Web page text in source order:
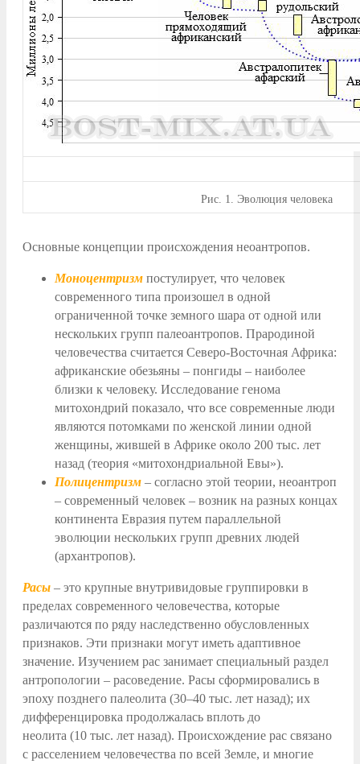
Рис. 1. Эволюция человека
Основные концепции происхождения неоантропов.
Моноцентризм постулирует, что человек
современного типа произошел в одной
ограниченной точке земного шара от одной или
нескольких групп палеоантропов. Прародиной
человечества считается Северо-Восточная Африка:
африканские обезьяны – понгиды – наиболее
близки к человеку. Исследование генома
митохондрий показало, что все современные люди
являются потомками по женской линии одной
женщины, жившей в Африке около 200 тыс. лет
назад (теория «митохондриальной Евы»).
Полицентризм – согласно этой теории, неоантроп
– современный человек – возник на разных концах
континента Евразия путем параллельной
эволюции нескольких групп древних людей
(архантропов).
Расы – это крупные внутривидовые группировки в
пределах современного человечества, которые
различаются по ряду наследственно обусловленных
признаков. Эти признаки могут иметь адаптивное
значение. Изучением рас занимает специальный раздел
антропологии – расоведение. Расы сформировались в
эпоху позднего палеолита (30–40 тыс. лет назад); их
дифференцировка продолжалась вплоть до
неолита (10 тыс. лет назад). Происхождение рас связано
с расселением человечества по всей Земле, и многие